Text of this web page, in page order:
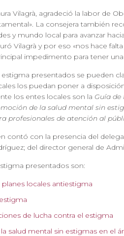
Vilagrà, agradeció la labor de
La consejera también
y mundo local para avanzar
Vilagrà y por eso «nos hace
impedimento para tener
presentados se pueden
los puedan poner a
los entes locales son la Guía
de la salud mental sin
profesionales de atención al
contó con la presencia del
del director general de
presentados son:
locales antiestigma
de lucha contra el estigma
salud mental sin estigmas en el